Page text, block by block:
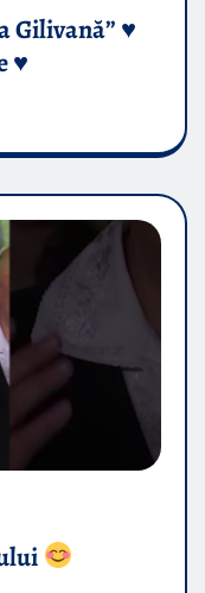
Gilivană” ♥️
♥️